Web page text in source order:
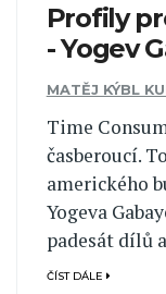
Profily
- Yogev
MATĚJ KÝBL
Time
časberoucí.
amerického
Yogeva
padesát dílů
ČÍST DÁLE